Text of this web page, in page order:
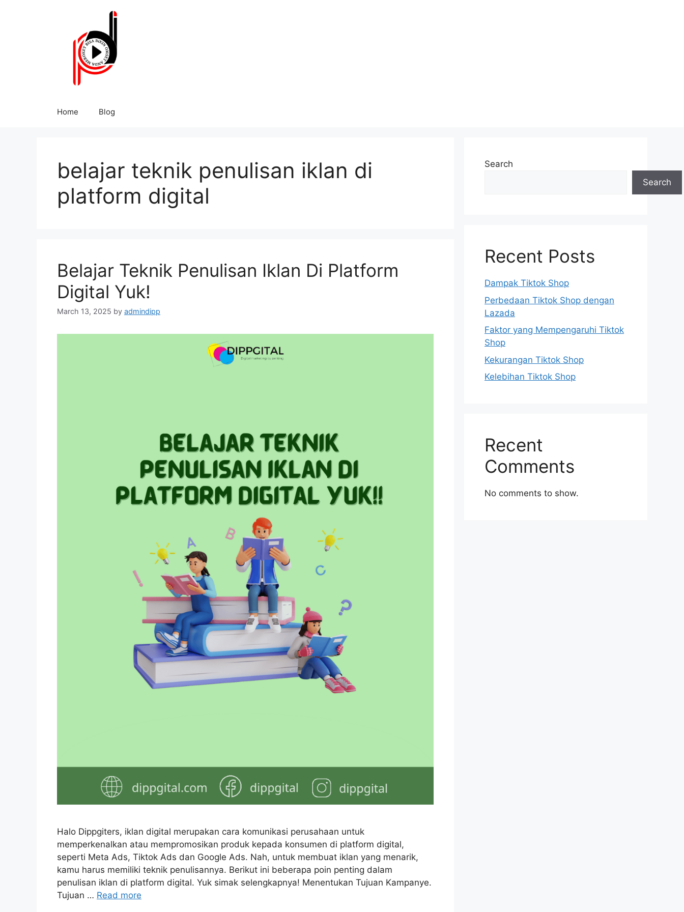
Home Blog
belajar teknik penulisan iklan di
platform digital
Belajar Teknik Penulisan Iklan Di Platform
Digital Yuk!
March 13, 2025 by admindipp
Halo Dippgiters, iklan digital merupakan cara komunikasi perusahaan untuk
memperkenalkan atau mempromosikan produk kepada konsumen di platform digital,
seperti Meta Ads, Tiktok Ads dan Google Ads. Nah, untuk membuat iklan yang menarik,
kamu harus memiliki teknik penulisannya. Berikut ini beberapa poin penting dalam
penulisan iklan di platform digital. Yuk simak selengkapnya! Menentukan Tujuan Kampanye.
Tujuan … Read more
Search
Search
Recent Posts
Dampak Tiktok Shop
Perbedaan Tiktok Shop dengan
Lazada
Faktor yang Mempengaruhi Tiktok
Shop
Kekurangan Tiktok Shop
Kelebihan Tiktok Shop
Recent
Comments
No comments to show.